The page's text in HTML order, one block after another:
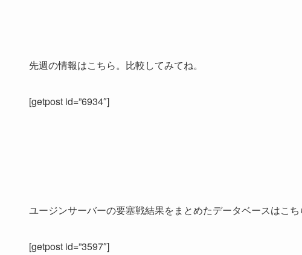
先週の情報はこちら。比較してみてね。
[getpost id=”6934″]
ユージンサーバーの要塞戦結果をまとめたデータベースはこ
[getpost id=”3597″]